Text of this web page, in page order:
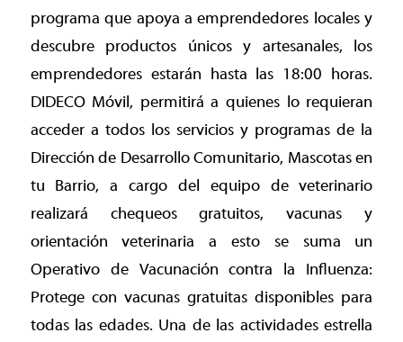
programa que apoya a emprendedores locales y
descubre productos únicos y artesanales, los
emprendedores estarán hasta las 18:00 horas.
DIDECO Móvil, permitirá a quienes lo requieran
acceder a todos los servicios y programas de la
Dirección de Desarrollo Comunitario, Mascotas en
tu Barrio, a cargo del equipo de veterinario
realizará chequeos gratuitos, vacunas y
orientación veterinaria a esto se suma un
Operativo de Vacunación contra la Influenza:
Protege con vacunas gratuitas disponibles para
todas las edades. Una de las actividades estrella